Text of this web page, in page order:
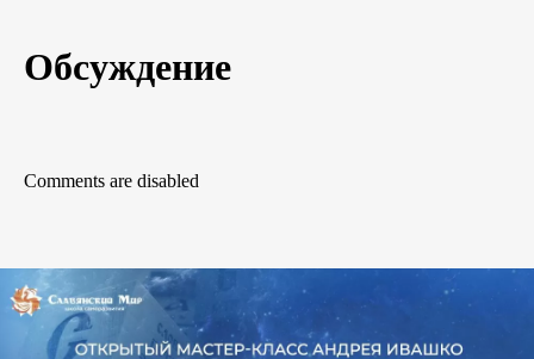
Обсуждение
Comments are disabled